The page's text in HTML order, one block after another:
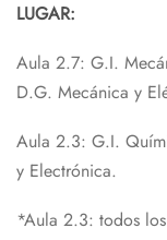
LUGAR:
Aula 2.7: G.I.
D.G. Mecánica y
Aula 2.3: G.I.
y Electrónica.
*Aula 2.3: todos